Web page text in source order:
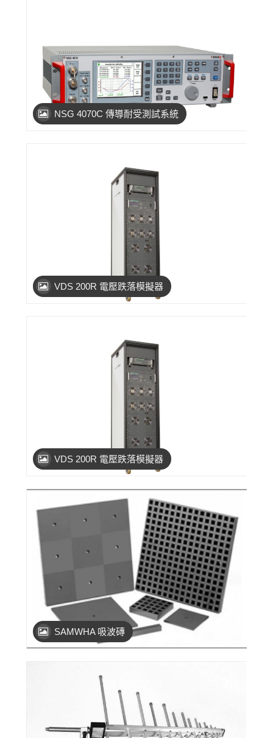
NSG 4070C 傳導耐受測試系統
VDS 200R 電壓跌落模擬器
VDS 200R 電壓跌落模擬器
SAMWHA 吸波磚